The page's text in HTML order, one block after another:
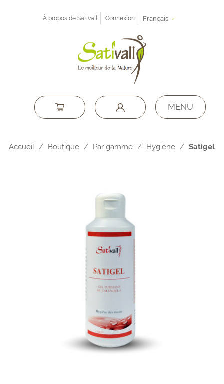
À propos de Sativall Connexion Français
MENU
Accueil / Boutique / Par gamme / Hygiène / Satigel